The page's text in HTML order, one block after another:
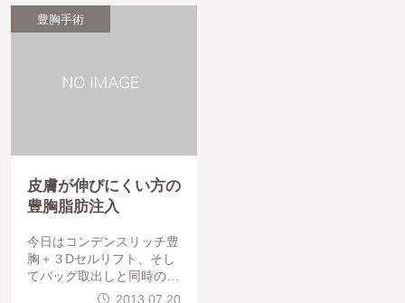
よる豊胸をさせていただき
ました。2010年か
豊胸手術
皮膚が伸びにくい方の
豊胸脂肪注入
今日はコンデンスリッチ豊
胸＋３Dセルリフト、そし
てバッグ取出しと同時のコ
ンデンスリッチ豊胸でした
2013.07.20